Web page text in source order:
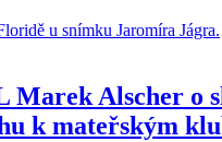
Marek Alscher o
k mateřským